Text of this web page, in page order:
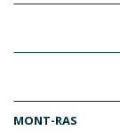
MONT-RAS